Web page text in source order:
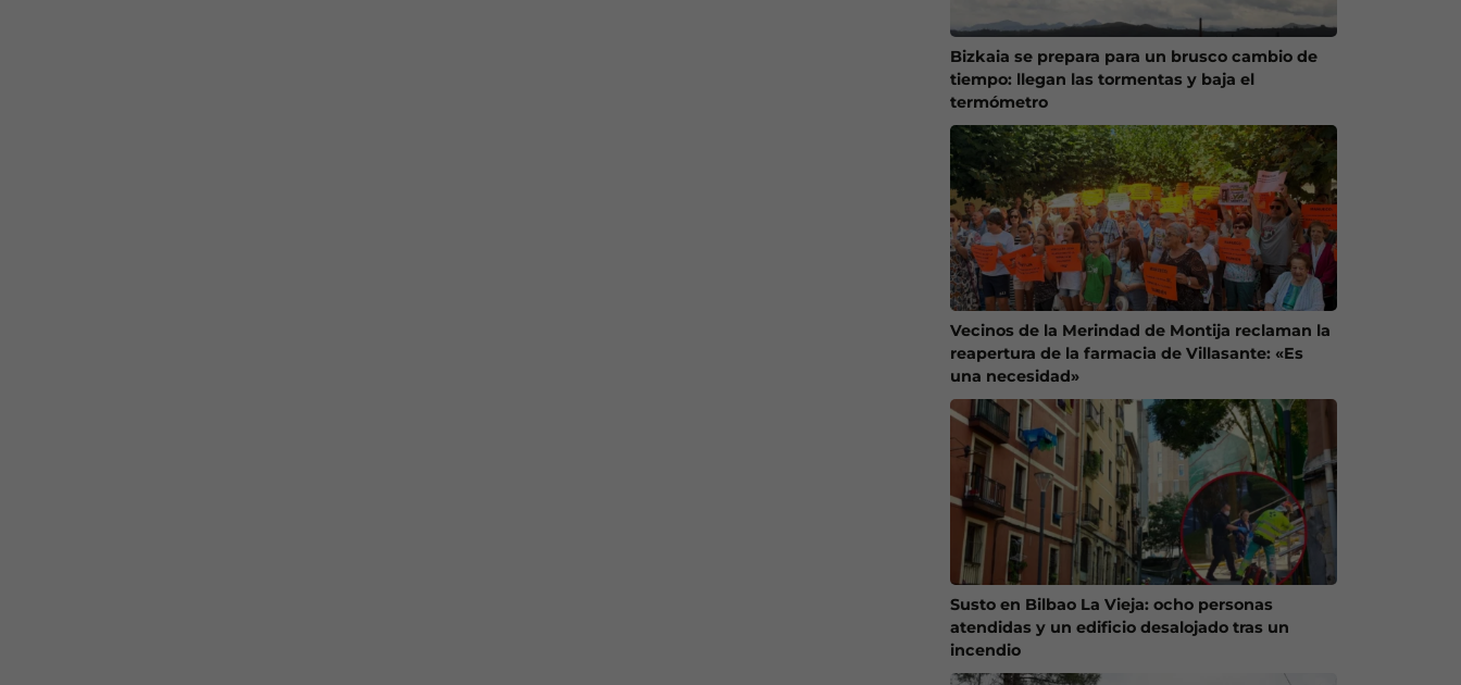
Bizkaia se prepara para un brusco cambio de
tiempo: llegan las tormentas y baja el
termómetro
Vecinos de la Merindad de Montija reclaman la
reapertura de la farmacia de Villasante: «Es
una necesidad»
Susto en Bilbao La Vieja: ocho personas
atendidas y un edificio desalojado tras un
incendio